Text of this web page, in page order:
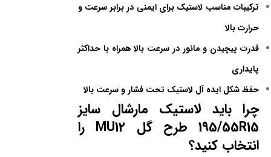
ترکیبات مناسب لاستیک برای ایمنی در برابر سرعت و
حرارت بالا
قدرت پیچیدن و مانور در سرعت بالا همراه با حداکثر
پایداری
حفظ شکل ایده آل لاستیک تحت فشار و سرعت بالا
چرا باید لاستیک مارشال سایز
195/55R15 طرح گل MU12 را
انتخاب کنید؟